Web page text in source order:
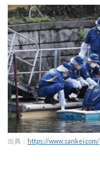
出典： https://www.sankei.com/